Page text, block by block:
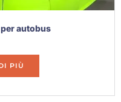
autobus
PIÙ